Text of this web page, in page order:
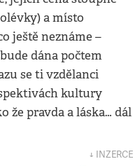
a místo
ještě neznáme –
dána počtem
se ti vzdělanci
kultury
že pravda a láska… dál
↓ INZERCE